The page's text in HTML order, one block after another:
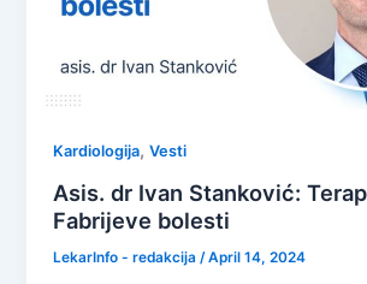
Kardiologija,Vesti
Asis. dr Ivan Stanković:
Fabrijeve bolesti
LekarInfo - redakcija/April 14, 2024